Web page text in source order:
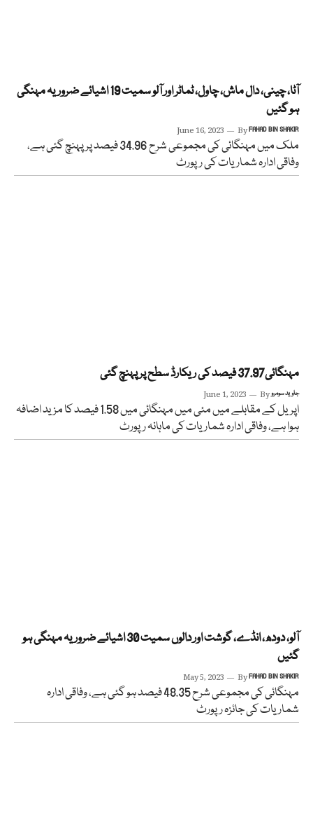
آٹا، چینی، دال ماش، چاول، ٹماٹر اور آلو سمیت 19 اشیائے ضروریہ مہنگی
ہو گئیں
June 16, 2023 ByFAHAD BIN SHAKIR
ملک میں مہنگائی کی مجموعی شرح 34.96 فیصد پر پہنچ گئی ہے،
وفاقی ادارہ شماریات کی رپورٹ
مہنگائی37.97 فیصد کی ریکارڈ سطح پر پہنچ گئی
June 1, 2023 Byجاوید سومرو
اپریل کے مقابلے میں مئی میں مہنگائی میں 1.58 فیصد کا مزید اضافہ
ہوا ہے، وفاقی ادارہ شماریات کی ماہانہ رپورٹ
آلو، دودھ، انڈے، گوشت اور دالوں سمیت 30 اشیائے ضروریہ مہنگی ہو
گئیں
May 5, 2023 ByFAHAD BIN SHAKIR
مہنگائی کی مجموعی شرح 48.35 فیصد ہو گئی ہے، وفاقی ادارہ
شماریات کی جائزہ رپورٹ